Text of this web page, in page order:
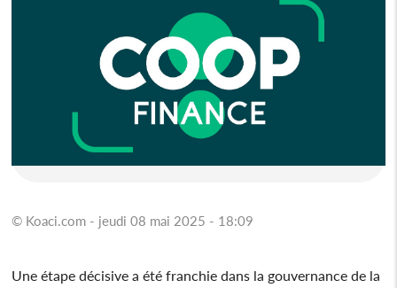
© Koaci.com - jeudi 08 mai 2025 - 18:09
Une étape décisive a été franchie dans la gouvernance de la